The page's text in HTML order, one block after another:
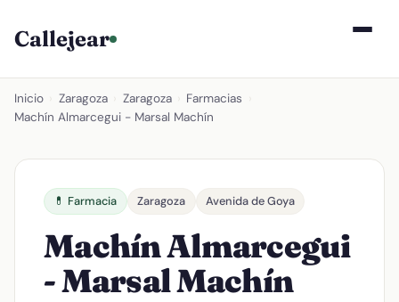
Callejear
Inicio Zaragoza Zaragoza Farmacias
Machín Almarcegui - Marsal Machín
💊 Farmacia Zaragoza Avenida de Goya
Machín Almarcegui
- Marsal Machín